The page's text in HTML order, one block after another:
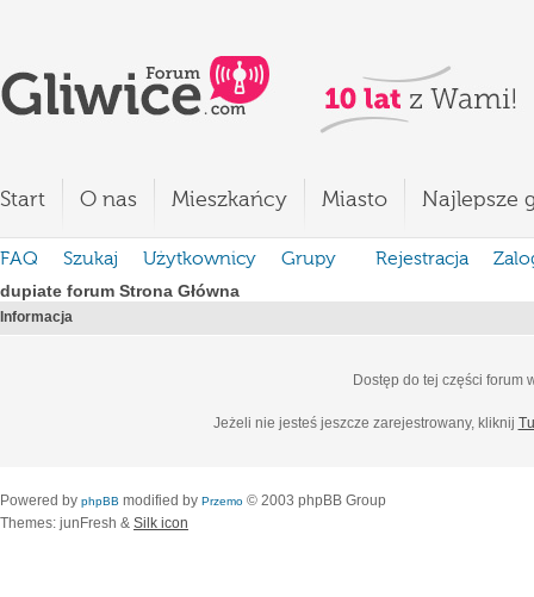
Start O nas Mieszkańcy Miasto Najlepsze
FAQ Szukaj Użytkownicy Grupy Rejestracja
dupiate forum Strona Główna
Informacja
Dostęp do tej części forum
Jeżeli nie jesteś jeszcze zarejestrowany, kliknij
Powered by phpBB modified by Przemo © 2003 phpBB Group
Themes: junFresh & Silk icon